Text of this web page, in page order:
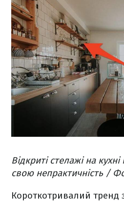
Відкриті стелажі на
свою непрактичність /
Короткотривалий тренд